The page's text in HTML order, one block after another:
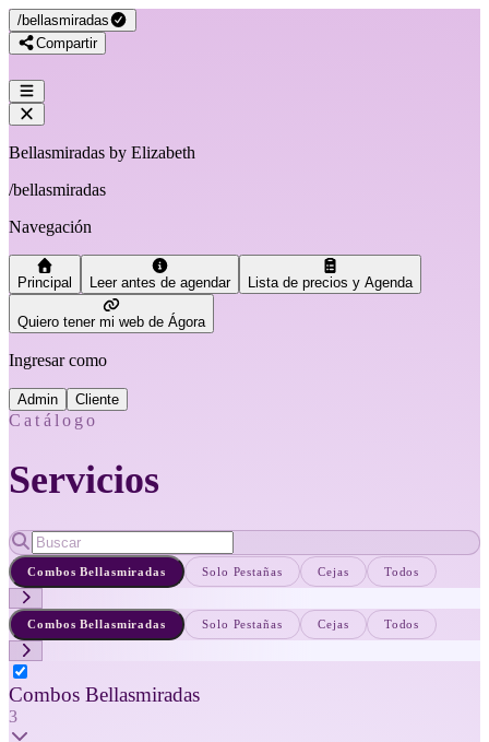
/bellasmiradas
Compartir
Bellasmiradas by Elizabeth
/bellasmiradas
Navegación
Principal Leer antes de agendar Lista de precios y Agenda
Quiero tener mi web de Ágora
Ingresar como
Admin Cliente
Catálogo
Servicios
Combos Bellasmiradas Solo Pestañas Cejas Todos
Combos Bellasmiradas Solo Pestañas Cejas Todos
Combos Bellasmiradas
3